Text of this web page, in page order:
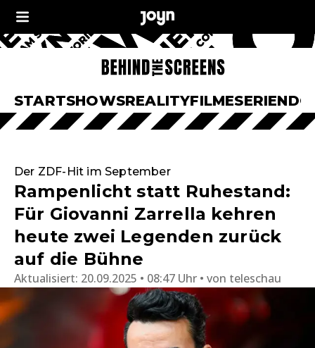
STARTSHOWSREALITYFILMESERIEN
Der ZDF-Hit im September
Rampenlicht statt Ruhestand:
Für Giovanni Zarrella kehren
heute zwei Legenden zurück
auf die Bühne
Aktualisiert: 20.09.2025 • 08:47 Uhr von teleschau